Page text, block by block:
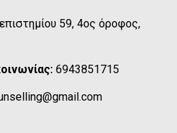
59, 4ος όροφος,
6943851715